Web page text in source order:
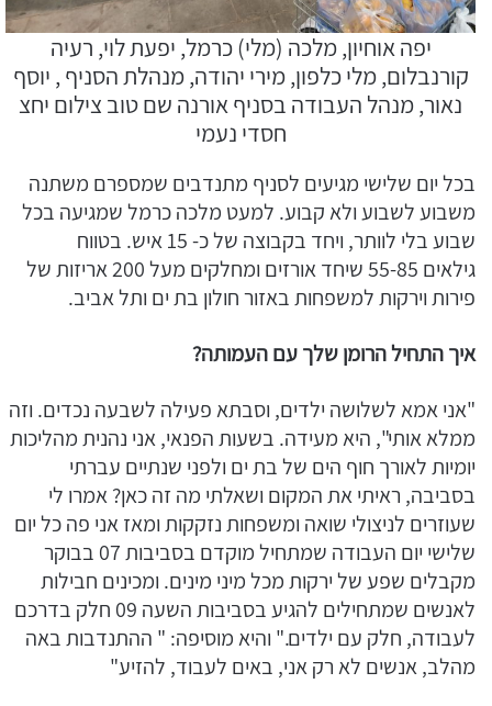
יפה אוחיון, מלכה (מלי) כרמל, יפעת לוי, רעיה
קורנבלום, מלי כלפון, מירי יהודה, מנהלת הסניף , יוסף
נאור, מנהל העבודה בסניף אורנה שם טוב צילום יחצ
חסדי נעמי
בכל יום שלישי מגיעים לסניף מתנדבים שמספרם משתנה
משבוע לשבוע ולא קבוע. למעט מלכה כרמל שמגיעה בכל
שבוע בלי לוותר, ויחד בקבוצה של כ- 15 איש. בטווח
גילאים 55-85 שיחד אורזים ומחלקים מעל 200 אריזות של
פירות וירקות למשפחות באזור חולון בת ים ותל אביב.
איך התחיל הרומן שלך עם העמותה?
"אני אמא לשלושה ילדים, וסבתא פעילה לשבעה נכדים. וזה
ממלא אותי", היא מעידה. בשעות הפנאי, אני נהנית מהליכות
יומיות לאורך חוף הים של בת ים ולפני שנתיים עברתי
בסביבה, ראיתי את המקום ושאלתי מה זה כאן? אמרו לי
שעוזרים לניצולי שואה ומשפחות נזקקות ומאז אני פה כל יום
שלישי יום העבודה שמתחיל מוקדם בסביבות 07 בבוקר
מקבלים שפע של ירקות מכל מיני מינים. ומכינים חבילות
לאנשים שמתחילים להגיע בסביבות השעה 09 חלק בדרכם
לעבודה, חלק עם ילדים." והיא מוסיפה: " ההתנדבות באה
מהלב, אנשים לא רק אני, באים לעבוד, להזיע"